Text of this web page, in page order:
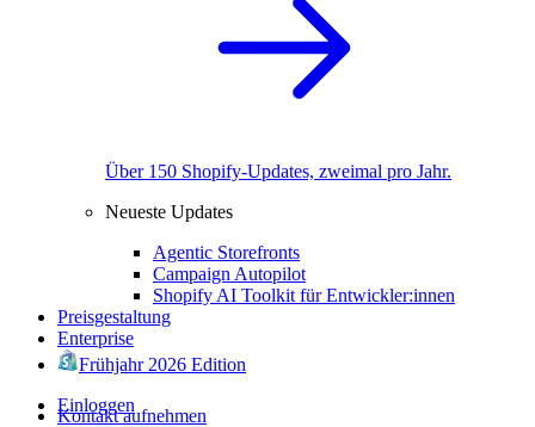
Über 150 Shopify-Updates, zweimal pro Jahr.
Neueste Updates
Agentic Storefronts
Campaign Autopilot
Shopify AI Toolkit für Entwickler:innen
Preisgestaltung
Enterprise
Frühjahr 2026 Edition
Einloggen
Kontakt aufnehmen